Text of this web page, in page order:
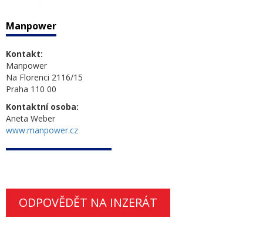
Manpower
Kontakt:
Manpower
Na Florenci 2116/15
Praha 110 00
Kontaktní osoba:
Aneta Weber
www.manpower.cz
ODPOVĚDĚT NA INZERÁT